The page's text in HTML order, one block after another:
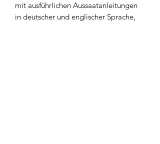
mit ausführlichen Aussaatanleitungen
in deutscher und englischer Sprache,